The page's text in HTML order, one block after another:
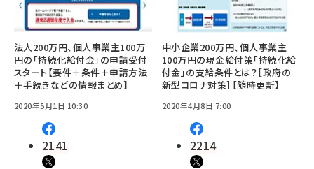
法人200万円、個人事業主100万
円の「持続化給付金」の申請受付
スタート【要件＋条件＋申請方法
＋手続きなどの情報まとめ】
2020年5月1日 10:30
2141
中小企業200万円、個人事業主
100万円の現金給付策「持続化給
付金」の支給条件とは？［政府の
新型コロナ対策］【随時更新】
2020年4月8日 7:00
2214